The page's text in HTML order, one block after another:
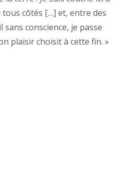
côtés […] et, entre des
conscience, je passe
plaisir choisit à cette fin. »